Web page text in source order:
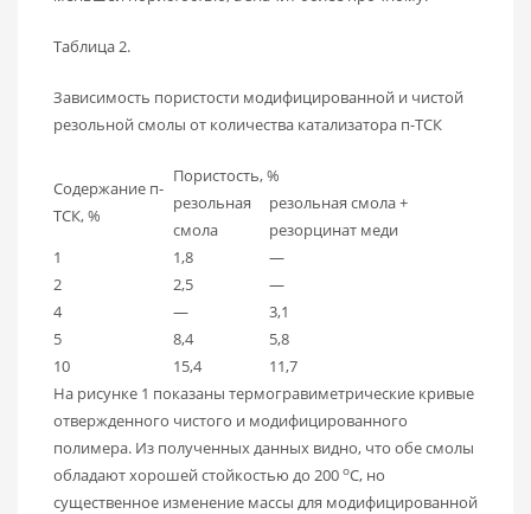
Таблица 2.
Зависимость пористости модифицированной и чистой
резольной смолы от количества катализатора п-ТСК
Содержание п-
ТСК, %
Пористость, %
резольная
смола
резольная смола +
резорцинат меди
1
1,8
—
2
2,5
—
4
—
3,1
5
8,4
5,8
10
15,4
11,7
На рисунке 1 показаны термогравиметрические кривые
отвержденного чистого и модифицированного
полимера. Из полученных данных видно, что обе смолы
обладают хорошей стойкостью до 200 оС, но
существенное изменение массы для модифицированной